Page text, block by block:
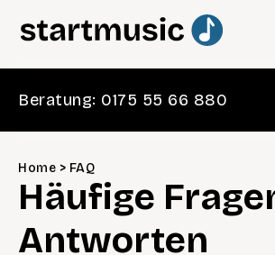
Beratung: 0175 55 66 880
Home > FAQ
Häufige
Antworten